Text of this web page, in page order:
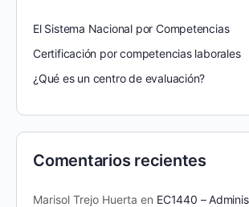
El Sistema Nacional por Competencias
Certificación por competencias laborales
¿Qué es un centro de evaluación?
Comentarios recientes
Marisol Trejo Huerta en EC1440 –